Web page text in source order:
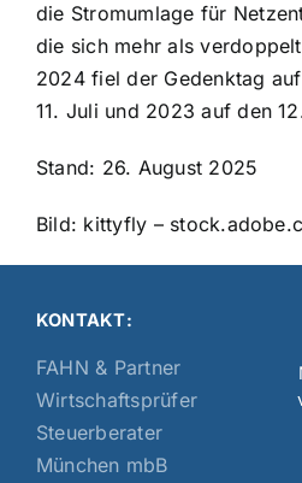
die Stromumlage für
die sich mehr als
2024 fiel der Gedenktag
11. Juli und 2023 auf den
Stand: 26. August 2025
Bild: kittyfly –
KONTAKT:
FAHN & Partner
Wirtschaftsprüfer
Steuerberater
München mbB